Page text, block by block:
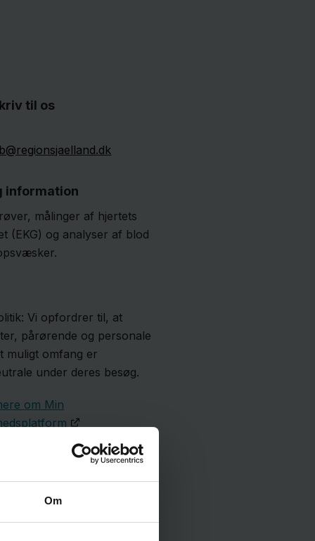
Om
til os
information
målinger af hjertets
(EKG) og analyser af blod
Vi opfordrer til, at
pårørende og personale
muligt omfang er
under deres besøg.
om Min